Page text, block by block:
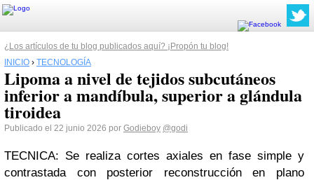
¿Los artículos de tu blog publicados aquí? ¡Propón tu blog!
INICIO › TECNOLOGÍA
Lipoma a nivel de tejidos subcutáneos
inferior a mandíbula, superior a glándula
tiroidea
Publicado el 22 junio 2026 por Godieboy @godi
TECNICA: Se realiza cortes axiales en fase simple y
contrastada con posterior reconstrucción en plano